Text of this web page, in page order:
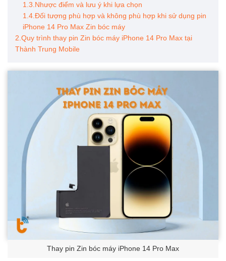
1.3.Nhược điểm và lưu ý khi lựa chọn
1.4.Đối tượng phù hợp và không phù hợp khi sử dụng pin
iPhone 14 Pro Max Zin bóc máy
2.Quy trình thay pin Zin bóc máy iPhone 14 Pro Max tại
Thành Trung Mobile
Thay pin Zin bóc máy iPhone 14 Pro Max